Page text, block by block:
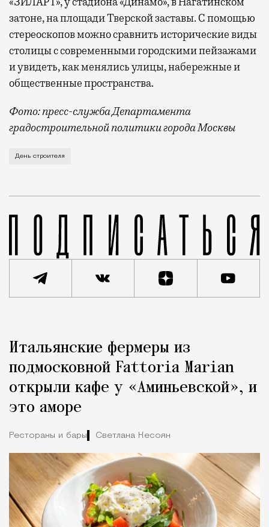
затоне, на площади Тверской заставы. С помощью
стереоскопов можно сравнить исторические виды
столицы с современными городскими пейзажами
и увидеть, как менялись улицы, набережные и
общественные пространства.
Фото: пресс-служба Департамента
градостроительной политики города Москвы
В этом году профессиональный праздник День
День строителя
Город
Итальянские фермеры из
подмосковной Fattoria Marian
открыли кафе у «Аминьевской», и
это аморе
Рестораны и бары Светлана Кесоян